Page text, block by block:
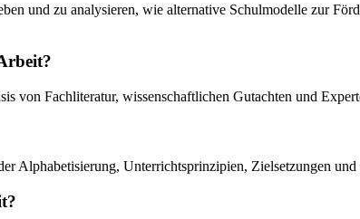
und zu analysieren, wie alternative Schulmodelle zur
von Fachliteratur, wissenschaftlichen Gutachten und
Alphabetisierung, Unterrichtsprinzipien, Zielsetzungen